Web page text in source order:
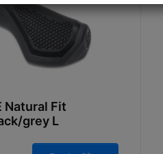
Natural Fit
grey L